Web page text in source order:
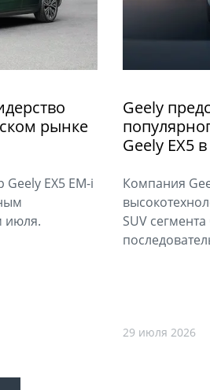
рынке
EX5 EM-i
июля.
Geely
Geely EX5
Компания
SUV
29 июля 2026